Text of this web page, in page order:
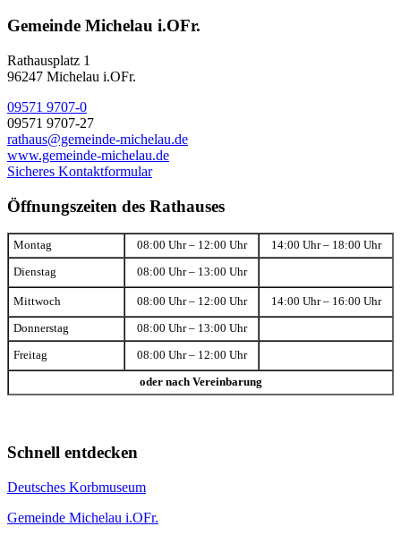
Gemeinde Michelau i.OFr.
Rathausplatz 1
96247 Michelau i.OFr.
09571 9707-0
09571 9707-27
rathaus@gemeinde-michelau.de
www.gemeinde-michelau.de
Sicheres Kontaktformular
Öffnungszeiten des Rathauses
Montag 08:00 Uhr – 12:00 Uhr 14:00 Uhr – 18:00 Uhr
Dienstag 08:00 Uhr – 13:00 Uhr
Mittwoch 08:00 Uhr – 12:00 Uhr 14:00 Uhr – 16:00 Uhr
Donnerstag 08:00 Uhr – 13:00 Uhr
Freitag 08:00 Uhr – 12:00 Uhr
oder nach Vereinbarung
Schnell entdecken
Deutsches Korbmuseum
Gemeinde Michelau i.OFr.